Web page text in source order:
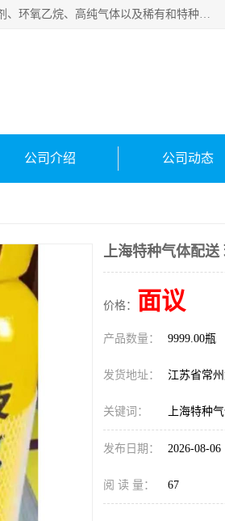
常州泳鑫气体有限公司是一家致力于为客户提供气体产品务的领企业。专注于环氧乙烷剂、环氧乙烷、高纯气体以及稀有和特种气体的研发、生产、销售和配送，产品广泛应用于医疗、电子、科研、化工、食品等多个领域。主要产品有：环氧乙烷灭菌剂，环氧乙烷，高纯氩，氮，氪，氙，氖，氘，笑，氦，氢，氧等各种稀有和特种气体。
公司介绍 公司动态
上海特种气体配送
价格： 面议
产品数量： 9999.00瓶
发货地址： 江苏省常
关键词： 上海特种
发布日期： 2026-08-06
阅 读 量： 67